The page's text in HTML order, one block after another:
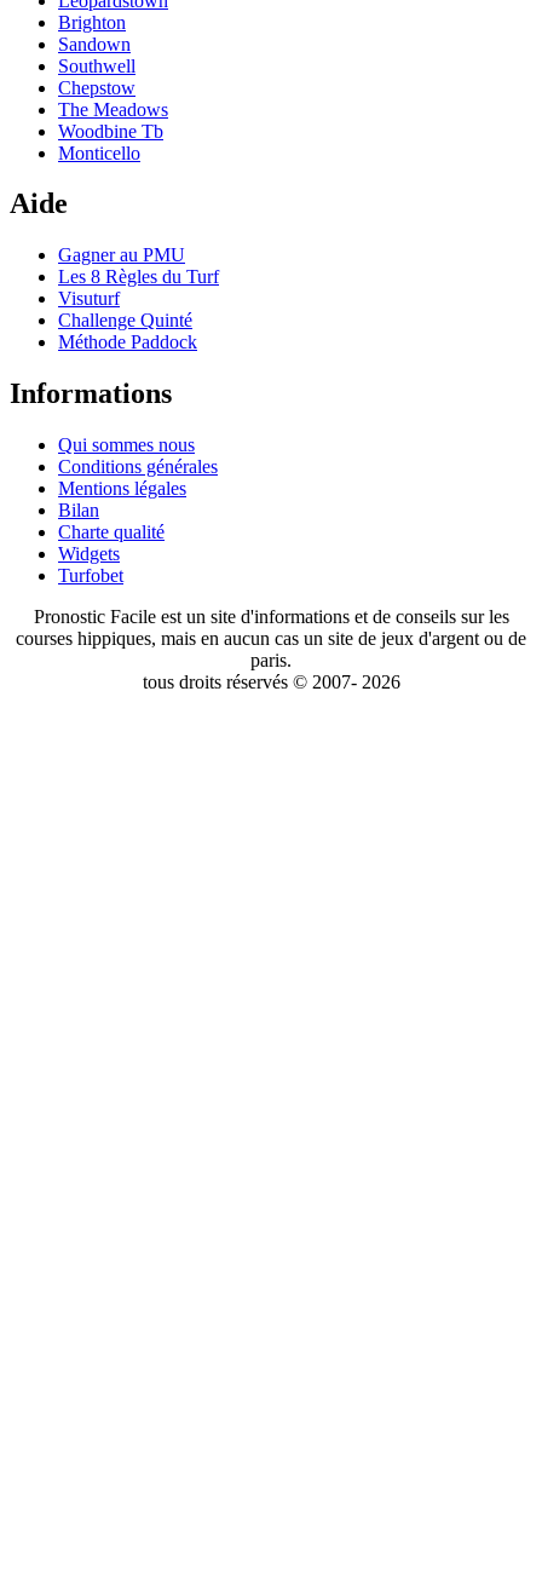
Brighton
Sandown
Southwell
Chepstow
The Meadows
Woodbine Tb
Monticello
Aide
Gagner au PMU
Les 8 Règles du Turf
Visuturf
Challenge Quinté
Méthode Paddock
Informations
Qui sommes nous
Conditions générales
Mentions légales
Bilan
Charte qualité
Widgets
Turfobet
Pronostic Facile est un site d'informations et de conseils sur les
courses hippiques, mais en aucun cas un site de jeux d'argent ou de
paris.
tous droits réservés © 2007- 2026